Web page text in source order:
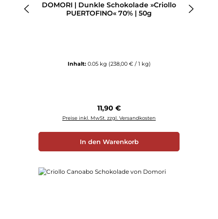
DOMORI | Dunkle Schokolade »Criollo
PUERTOFINO« 70% | 50g
Inhalt: 0.05 kg (238,00 € / 1 kg)
Regulärer Preis:
11,90 €
Preise inkl. MwSt. zzgl. Versandkosten
In den Warenkorb